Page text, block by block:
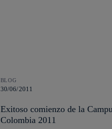
BLOG
30/06/2011
Exitoso comienzo de la
Colombia 2011